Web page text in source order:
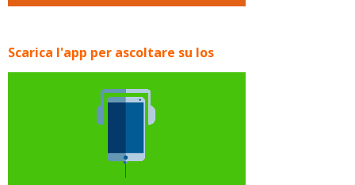
Scarica l'app per ascoltare su Ios